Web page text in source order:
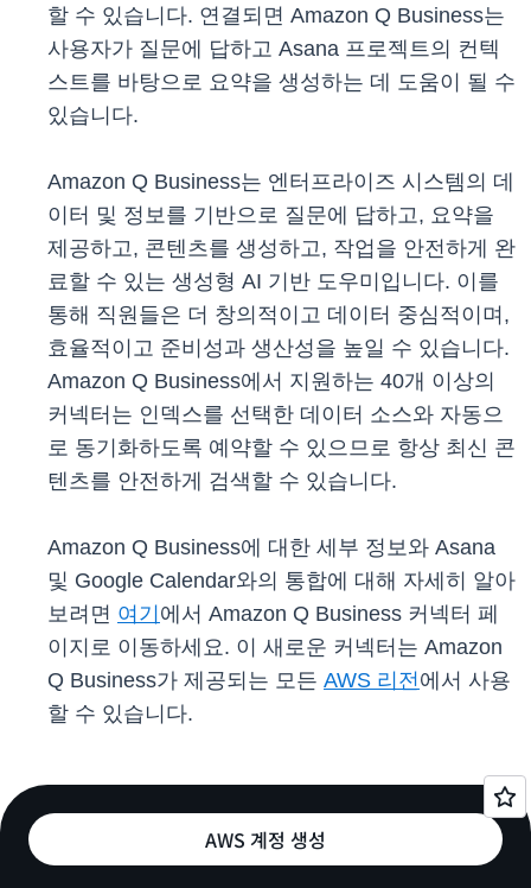
할 수 있습니다. 연결되면 Amazon Q Business는
사용자가 질문에 답하고 Asana 프로젝트의 컨텍
스트를 바탕으로 요약을 생성하는 데 도움이 될 수
있습니다.
Amazon Q Business는 엔터프라이즈 시스템의 데
이터 및 정보를 기반으로 질문에 답하고, 요약을
제공하고, 콘텐츠를 생성하고, 작업을 안전하게 완
료할 수 있는 생성형 AI 기반 도우미입니다. 이를
통해 직원들은 더 창의적이고 데이터 중심적이며,
효율적이고 준비성과 생산성을 높일 수 있습니다.
Amazon Q Business에서 지원하는 40개 이상의
커넥터는 인덱스를 선택한 데이터 소스와 자동으
로 동기화하도록 예약할 수 있으므로 항상 최신 콘
텐츠를 안전하게 검색할 수 있습니다.
Amazon Q Business에 대한 세부 정보와 Asana
및 Google Calendar와의 통합에 대해 자세히 알아
보려면 여기 에서 Amazon Q Business 커넥터 페
이지로 이동하세요. 이 새로운 커넥터는 Amazon
Q Business가 제공되는 모든 AWS 리전에서 사용
할 수 있습니다.
AWS 계정 생성